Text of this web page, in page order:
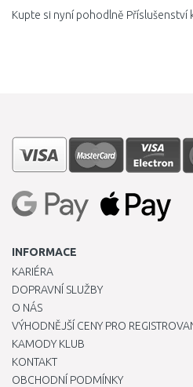
Kupte si nyní pohodlně Příslušenství
INFORMACE
KARIÉRA
DOPRAVNÍ SLUŽBY
O NÁS
VÝHODNĚJŠÍ CENY PRO
KAMODY KLUB
KONTAKT
OBCHODNÍ PODMÍNKY